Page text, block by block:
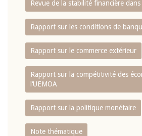
Revue de la stabilité financière dans
Rapport sur les conditions de
Rapport sur le commerce extérieur
Rapport sur la compétitivité des
l‘UEMOA
Rapport sur la politique monétaire
Note thématique